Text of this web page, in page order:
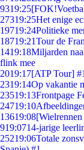
9319:25
27319:25Het enige
19719:24Politieke
18719:21Tour de
1419:18Miljarden
flink mee
2019:17[ATP Tour]
2319:14Op vakantie
23519:13Frontpage
24719:10
13619:08
919:0714-jarige
25219:06Totale